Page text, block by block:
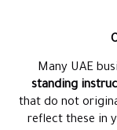
Many UAE
standing
that do not
reflect these in